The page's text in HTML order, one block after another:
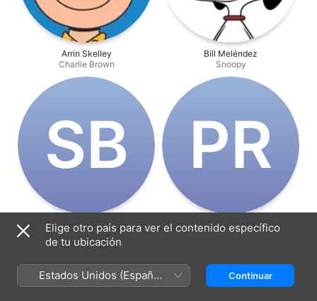
Arrin Skelley
Charlie Brown
Bill Meléndez
Snoopy
S‌B
Scott Beach
Announcer / Coach
P‌R
Phil Roman
Dirección
Elige otro país para ver el contenido específico
de tu ubicación
Estados Unidos (Español
México)
Continuar